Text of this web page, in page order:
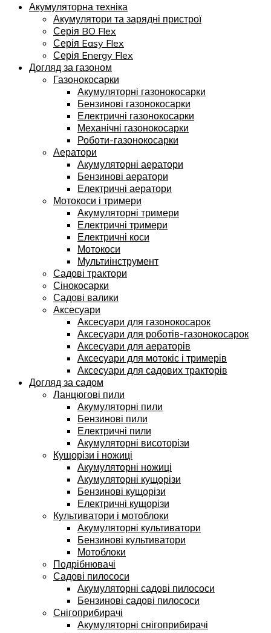
Акумуляторна техніка
Акумулятори та зарядні пристрої
Серія BO Flex
Серія Easy Flex
Серія Energy Flex
Догляд за газоном
Газонокосарки
Акумуляторні газонокосарки
Бензинові газонокосарки
Електричні газонокосарки
Механічні газонокосарки
Роботи-газонокосарки
Аератори
Акумуляторні аератори
Бензинові аератори
Електричні аератори
Мотокоси і тримери
Акумуляторні тримери
Електричні тримери
Електричні коси
Мотокоси
Мультиінструмент
Садові трактори
Сінокосарки
Садові валики
Аксесуари
Аксесуари для газонокосарок
Аксесуари для роботів-газонокосарок
Аксесуари для аераторів
Аксесуари для мотокіс і тримерів
Аксесуари для садових тракторів
Догляд за садом
Ланцюгові пили
Акумуляторні пили
Бензинові пили
Електричні пили
Акумуляторні висоторізи
Кущорізи і ножиці
Акумуляторні ножиці
Акумуляторні кущорізи
Бензинові кущорізи
Електричні кущорізи
Культиватори і мотоблоки
Акумуляторні культиватори
Бензинові культиватори
Мотоблоки
Подрібнювачі
Садові пилососи
Акумуляторні садові пилососи
Бензинові садові пилососи
Снігоприбирачі
Акумуляторні снігоприбирачі